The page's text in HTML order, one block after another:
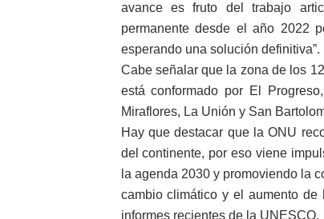
avance es fruto del trabajo
permanente desde el año 2022
esperando una solución definitiva”.
Cabe señalar que la zona de los
está conformado por El
Miraflores, La Unión y San
Hay que destacar que la ONU
del continente, por eso viene
la agenda 2030 y promoviendo la
cambio climático y el aumento
informes recientes de la UNESCO.